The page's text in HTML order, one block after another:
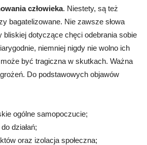
człowieka. Niestety, są też
bagatelizowane. Nie zawsze słowa
bliskiej dotyczące chęci odebrania sobie
niemniej nigdy nie wolno ich
być tragiczna w skutkach. Ważna
Do podstawowych objawów
ogólne samopoczucie;
działań;
oraz izolacja społeczna;